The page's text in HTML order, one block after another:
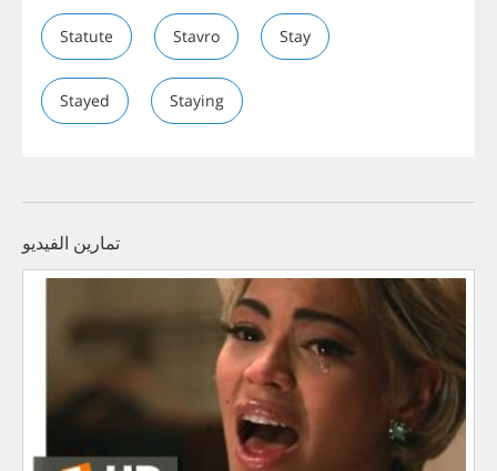
Statute Stavro Stay
Stayed Staying
تمارين الفيديو